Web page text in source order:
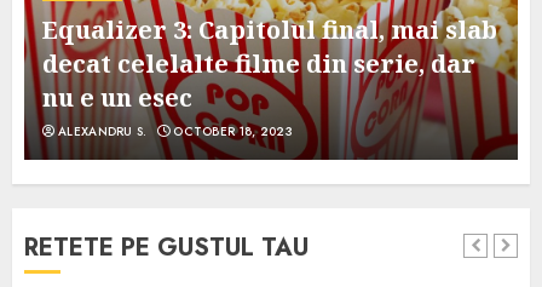
Equalizer 3: Capitolul final, mai slab
decat celelalte filme din serie, dar
nu e un esec
ALEXANDRU S. OCTOBER 18, 2023
RETETE PE GUSTUL TAU